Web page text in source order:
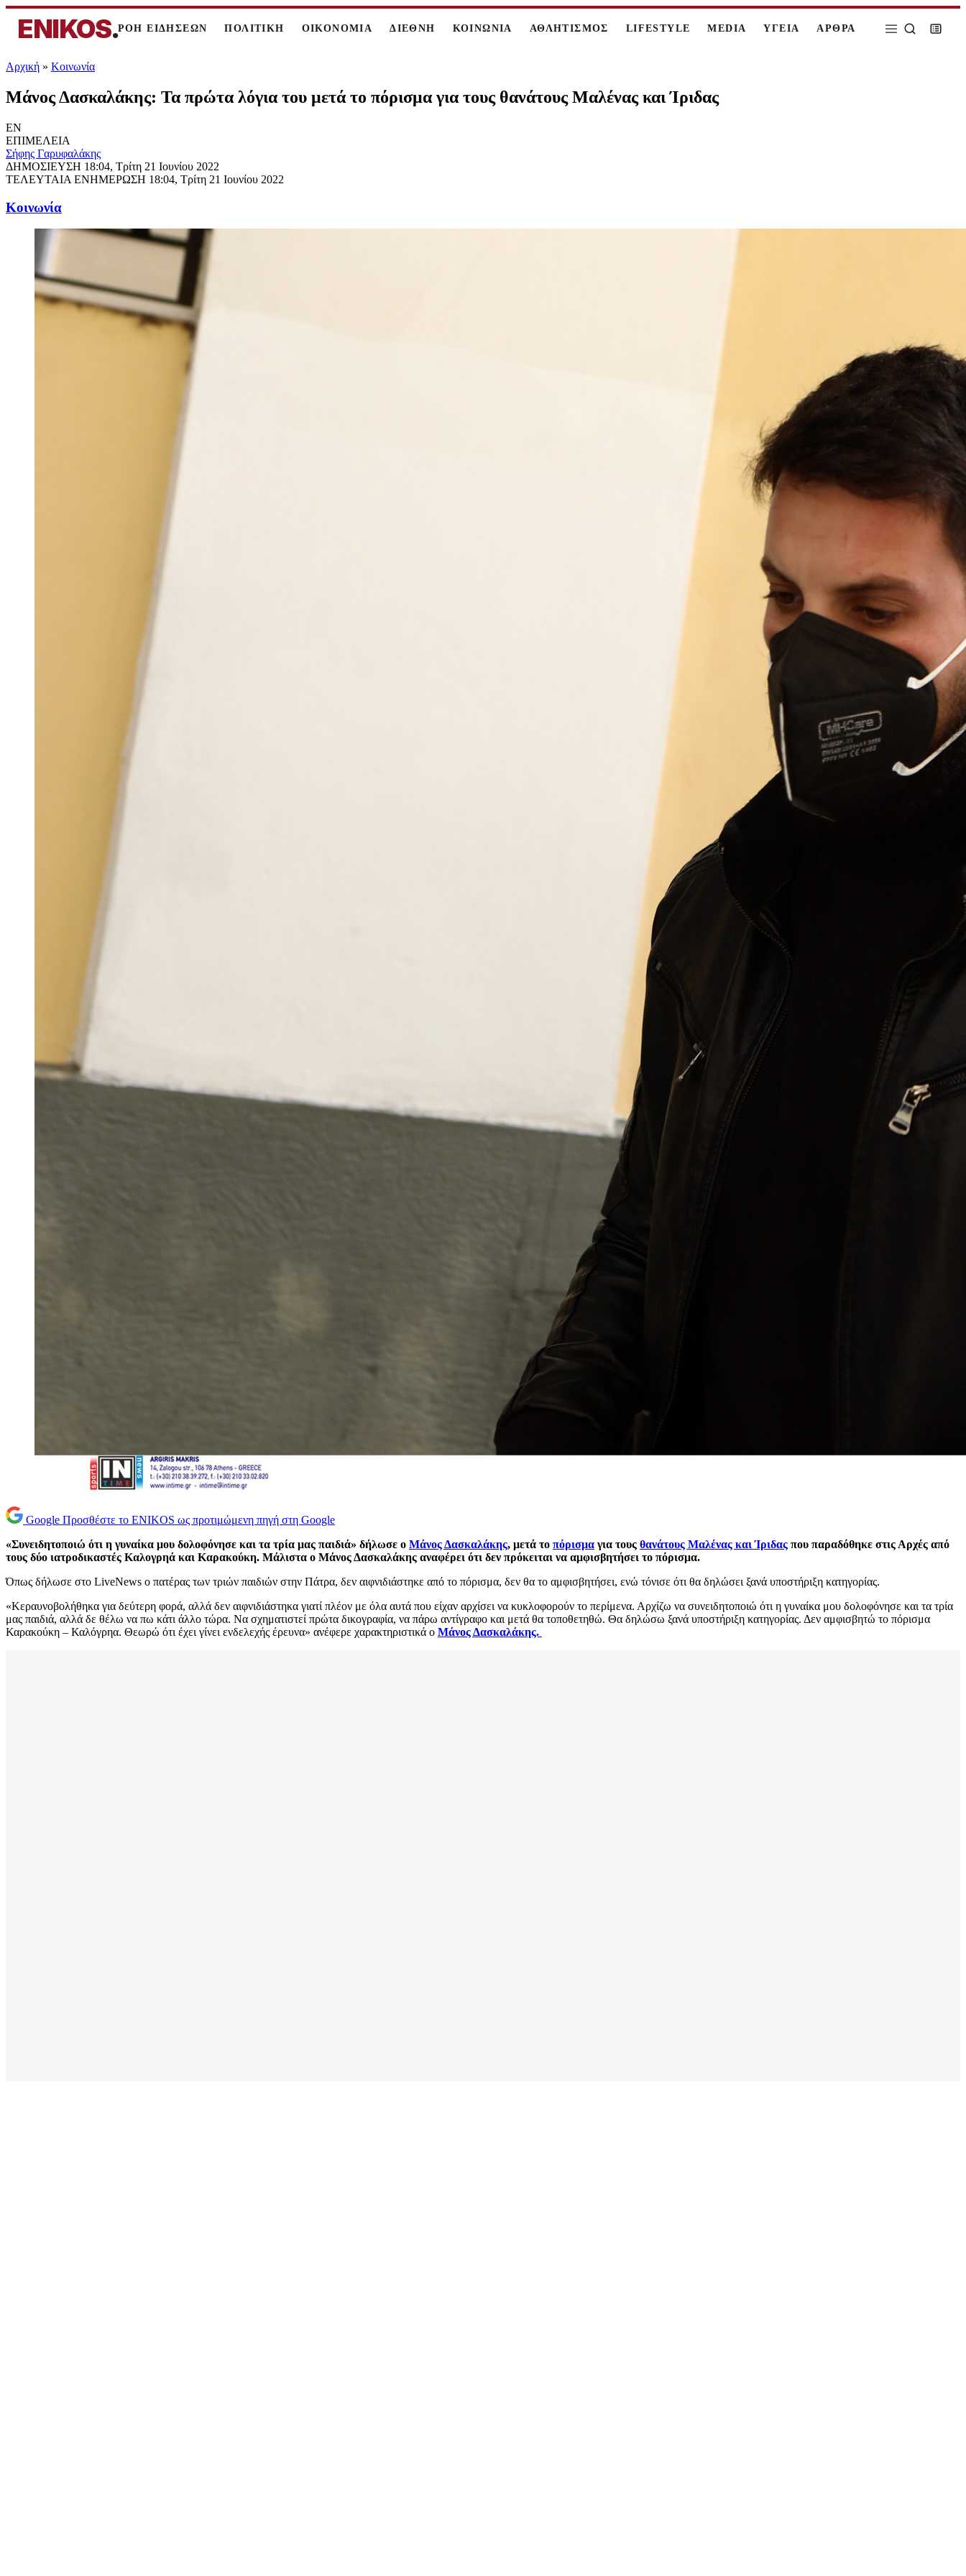
ENIKOS.ΡΟΗ ΕΙΔΗΣΕΩΝ ΠΟΛΙΤΙΚΗ ΟΙΚΟΝΟΜΙΑ ΔΙΕΘΝΗ ΚΟΙΝΩΝΙΑ ΑΘΛΗΤΙΣΜΟΣ LIFESTYLE MEDIA ΥΓΕΙΑ ΑΡΘΡΑ
Αρχική » Κοινωνία
Μάνος Δασκαλάκης: Τα πρώτα λόγια του μετά το πόρισμα για τους θανάτους Μαλένας και Ίριδας
EN
ΕΠΙΜΕΛΕΙΑ
Σήφης Γαρυφαλάκης
ΔΗΜΟΣΙΕΥΣΗ 18:04, Τρίτη 21 Ιουνίου 2022
ΤΕΛΕΥΤΑΙΑ ΕΝΗΜΕΡΩΣΗ 18:04, Τρίτη 21 Ιουνίου 2022
Κοινωνία
Google Προσθέστε το ENIKOS ως προτιμώμενη πηγή στη Google
«Συνειδητοποιώ ότι η γυναίκα μου δολοφόνησε και τα τρία μας παιδιά» δήλωσε ο Μάνος Δασκαλάκης, μετά το πόρισμα για τους θανάτους Μαλένας και Ίριδας που παραδόθηκε στις Αρχές από
τους δύο ιατροδικαστές Καλογρηά και Καρακούκη. Μάλιστα ο Μάνος Δασκαλάκης αναφέρει ότι δεν πρόκειται να αμφισβητήσει το πόρισμα.
Όπως δήλωσε στο LiveNews ο πατέρας των τριών παιδιών στην Πάτρα, δεν αιφνιδιάστηκε από το πόρισμα, δεν θα το αμφισβητήσει, ενώ τόνισε ότι θα δηλώσει ξανά υποστήριξη κατηγορίας.
«Κεραυνοβολήθηκα για δεύτερη φορά, αλλά δεν αιφνιδιάστηκα γιατί πλέον με όλα αυτά που είχαν αρχίσει να κυκλοφορούν το περίμενα. Αρχίζω να συνειδητοποιώ ότι η γυναίκα μου δολοφόνησε και τα τρία
μας παιδιά, αλλά δε θέλω να πω κάτι άλλο τώρα. Να σχηματιστεί πρώτα δικογραφία, να πάρω αντίγραφο και μετά θα τοποθετηθώ. Θα δηλώσω ξανά υποστήριξη κατηγορίας. Δεν αμφισβητώ το πόρισμα
Καρακούκη – Καλόγρηα. Θεωρώ ότι έχει γίνει ενδελεχής έρευνα» ανέφερε χαρακτηριστικά ο Μάνος Δασκαλάκης.